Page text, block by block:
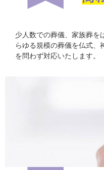
少人数での葬儀、家族葬を
らゆる規模の葬儀を仏式、
を問わず対応いたします。